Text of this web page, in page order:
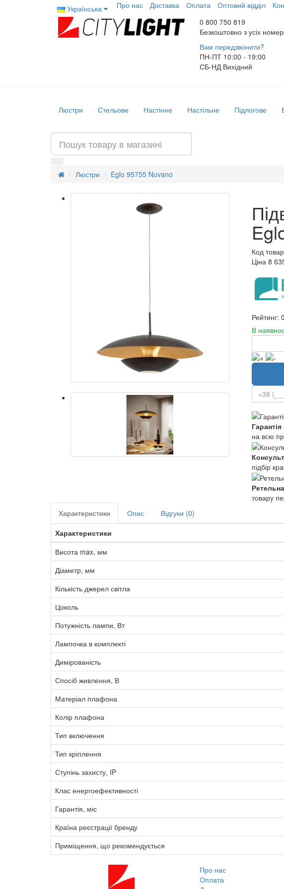
Українська Про нас Доставка Оплата Оптовий відділ
0 800 750 819
Безкоштовно з усіх
Вам передзвонити?
ПН-ПТ 10:00 - 19:00
СБ-НДВихідний
Люстри Стельове Настінне Настільне Підлогове
Люстри Eglo 95755 Nuvano
Код
Ціна 8
Рейтинг: 0
В
на всю
підбір
товару
Характеристики
Опис
Відгуки (0)
Характеристики
Висота max, мм
Діаметр, мм
Кількість джерел світла
Цоколь
Потужність лампи, Вт
Лампочка в комплекті
Димірованість
Спосіб живлення, В
Матеріал плафона
Колір плафона
Тип включення
Тип кріплення
Ступінь захисту, IP
Клас енергоефективності
Гарантія, міс
Країна реєстрації бренду
Приміщення, що рекомендується
Про нас
Оплата